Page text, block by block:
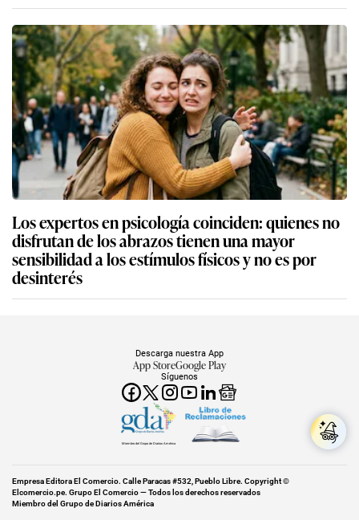
Los expertos en psicología coinciden: quienes no
disfrutan de los abrazos tienen una mayor
sensibilidad a los estímulos físicos y no es por
desinterés
Síguenos
Descarga nuestra App
App StoreGoogle Play
Miembro del Grupo de Diarios América
Empresa Editora El Comercio. Calle Paracas #532, Pueblo Libre. Copyright ©
Elcomercio.pe. Grupo El Comercio — Todos los derechos reservados
Miembro del Grupo de Diarios América